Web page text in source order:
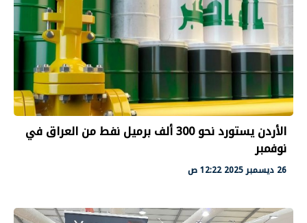
الأردن يستورد نحو 300 ألف برميل نفط من العراق في
نوفمبر
26 ديسمبر 2025 12:22 ص